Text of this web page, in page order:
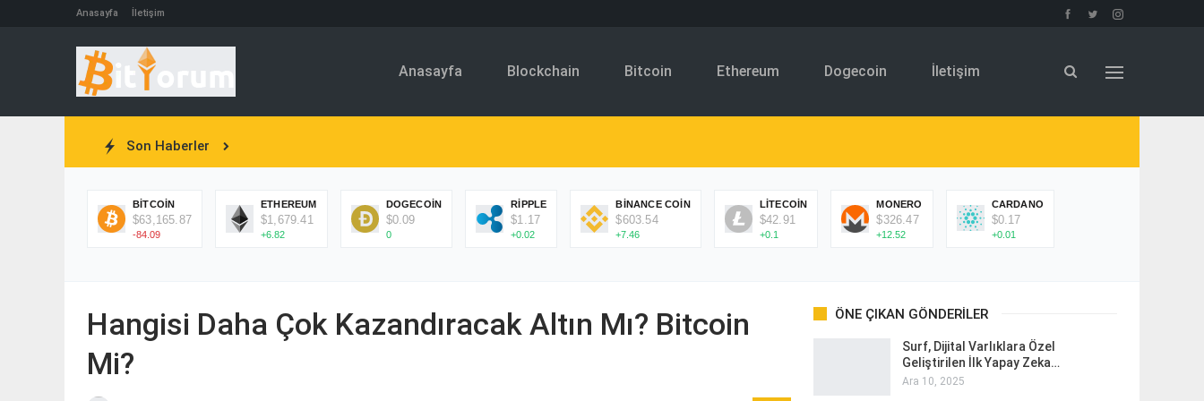
Anasayfa İletişim
Anasayfa Blockchain Bitcoin Ethereum Dogecoin İletişim
Son Haberler
BITCOIN
$63,165.87
-84.09
ETHEREUM
$1,679.41
+6.82
DOGECOIN
$0.09
0
RIPPLE
$1.17
+0.02
BINANCE COIN
$603.54
+7.46
LITECOIN
$42.91
+0.1
MONERO
$326.47
+12.52
CARDANO
$0.17
+0.01
Hangisi Daha Çok Kazandıracak Altın Mı? Bitcoin
Mi?
ÖNE ÇIKAN GÖNDERILER
Surf, Dijital Varlıklara Özel
Geliştirilen İlk Yapay Zeka…
Ara 10, 2025